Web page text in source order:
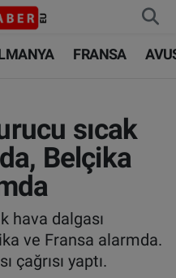
FRANSA
sıcak
Belçika
hava dalgası
ve Fransa alarmda.
çağrısı yaptı.
ve Fikstür